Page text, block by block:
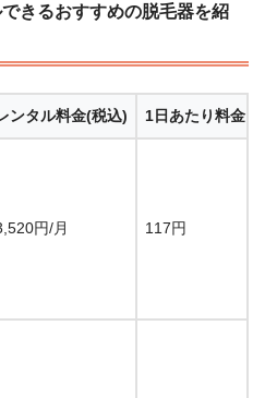
きるおすすめの脱毛器を紹
ンタル料金(税込) 1日あたり料金
円/月 117円